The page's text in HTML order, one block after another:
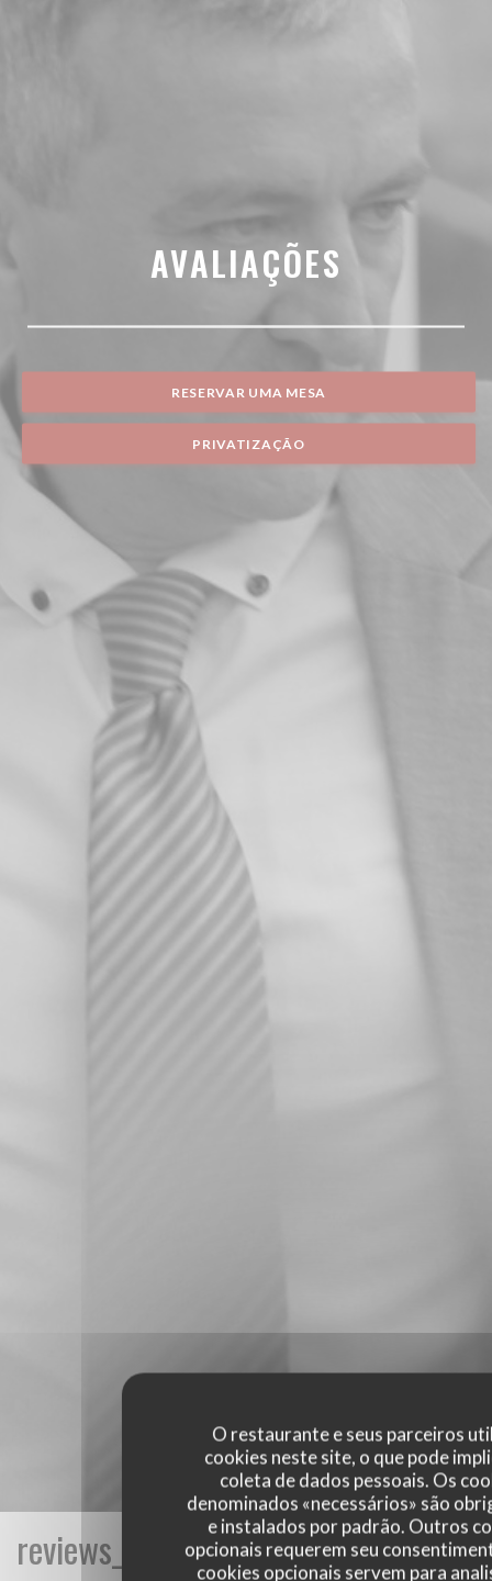
O restaurante e seus parceiros
cookies neste site, o que pode
coleta de dados pessoais. Os
denominados «necessários» são
e instalados por padrão. Outros
opcionais requerem seu
cookies opcionais servem para
AVALIAÇÕES
RESERVAR UMA MESA
PRIVATIZAÇÃO